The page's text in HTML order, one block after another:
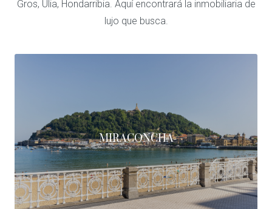
Gros, Ulia, Hondarribia. Aquí encontrará la inmobiliaria de
lujo que busca.
MIRACONCHA